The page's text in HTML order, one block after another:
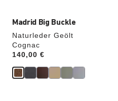
Madrid Big Buckle
Naturleder Geölt
Cognac
Price:
140,00 €